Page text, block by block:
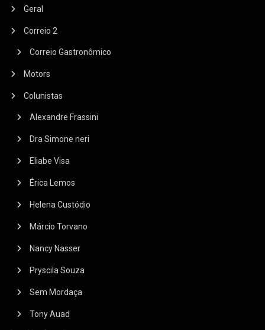
Geral
Correio 2
Correio Gastronômico
Motors
Colunistas
Alexandre Frassini
Dra Simone neri
Eliabe Visa
Érica Lemos
Helena Custódio
Márcio Torvano
Nancy Nasser
Pryscila Souza
Sem Mordaça
Tony Auad